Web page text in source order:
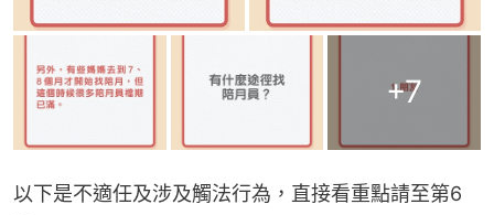
+7
以下是不適任及涉及觸法行為，直接看重點請至第6